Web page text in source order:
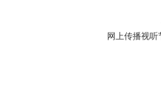
网上传播视听